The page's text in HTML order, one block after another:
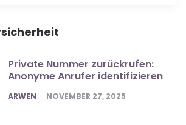
Private Nummer zurückrufen:
Anonyme Anrufer identifizieren
POSTED
ARWEN NOVEMBER 27, 2025